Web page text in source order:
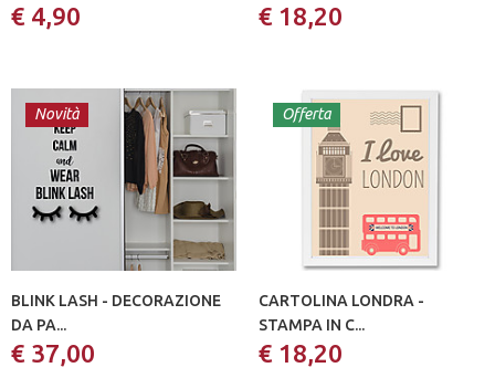
€ 4,90 € 18,20
Novità
BLINK LASH - DECORAZIONE
DA PA...
€ 37,00
Offerta
CARTOLINA LONDRA -
STAMPA IN C...
€ 18,20